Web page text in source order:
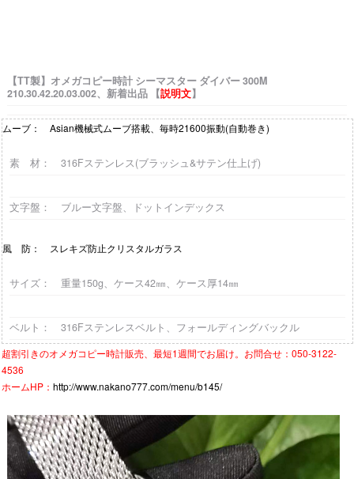
【TT製】オメガコピー時計 シーマスター ダイバー 300M
210.30.42.20.03.002、新着出品 【説明文】
ムーブ： Asian機械式ムーブ搭載、毎時21600振動(自動巻き)
素 材： 316Fステンレス(ブラッシュ&サテン仕上げ)
文字盤 ： ブルー文字盤、ドットインデックス
風 防： スレキズ防止クリスタルガラス
サイズ： 重量150g、ケース42㎜、ケース厚14㎜
ベルト ： 316Fステンレスベルト、フォールディングバックル
超割引きのオメガコピー時計販売、最短1週間でお届け。お問合せ：050-3122-
4536
ホームHP： http://www.nakano777.com/menu/b145/